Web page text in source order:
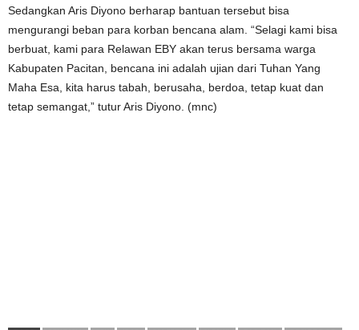
Sedangkan Aris Diyono berharap bantuan tersebut bisa
mengurangi beban para korban bencana alam. “Selagi kami bisa
berbuat, kami para Relawan EBY akan terus bersama warga
Kabupaten Pacitan, bencana ini adalah ujian dari Tuhan Yang
Maha Esa, kita harus tabah, berusaha, berdoa, tetap kuat dan
tetap semangat,” tutur Aris Diyono. (mnc)